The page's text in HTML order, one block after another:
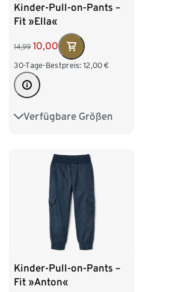
Kinder-Pull-on-Pants –
Fit »Ella«
14,99 10,00
30-Tage-Bestpreis: 12,00 €
Verfügbare Größen
86/92 98/104
Kinder-Pull-on-Pants –
Fit »Anton«